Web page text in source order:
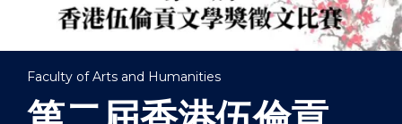
Faculty of Arts and Humanities